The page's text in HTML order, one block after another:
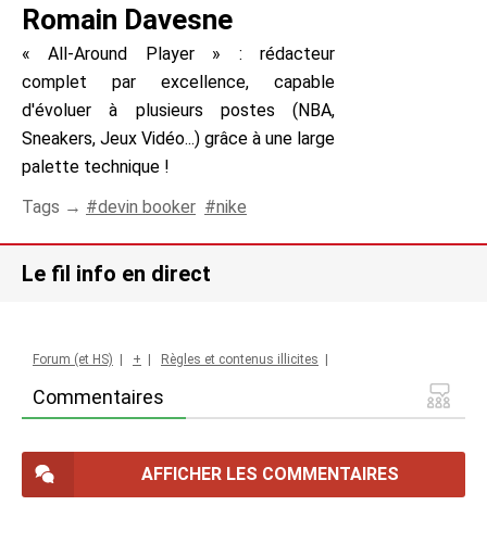
Romain Davesne
« All-Around Player » : rédacteur
complet par excellence, capable
d'évoluer à plusieurs postes (NBA,
Sneakers, Jeux Vidéo...) grâce à une large
palette technique !
Tags →
devin booker nike
Le fil info en direct
Commentaires
Forum (et HS) | + | Règles et contenus illicites |
AFFICHER LES COMMENTAIRES